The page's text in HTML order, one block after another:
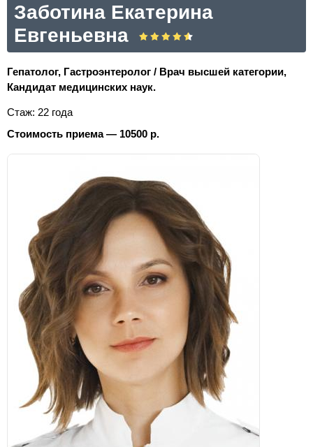
Заботина Екатерина
Евгеньевна
Гепатолог, Гастроэнтеролог / Врач высшей категории,
Кандидат медицинских наук.
Стаж: 22 года
Стоимость приема — 10500 р.